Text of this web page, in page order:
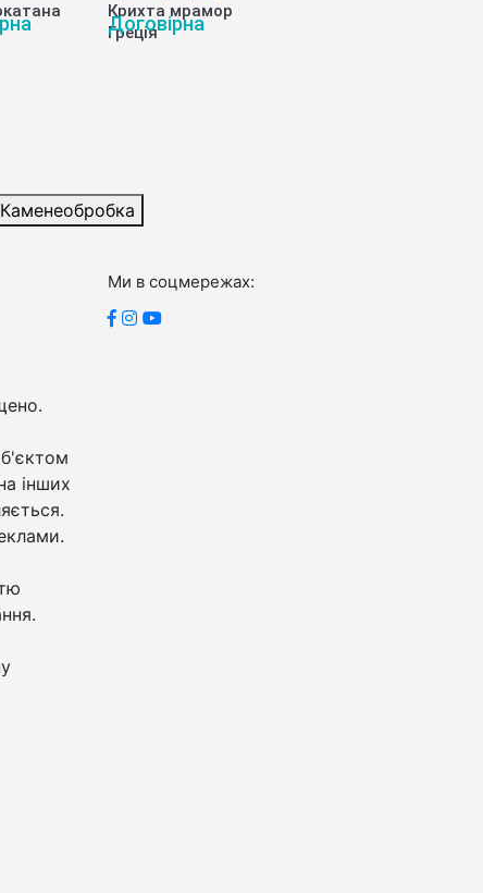
Крихта мрамор
Греція
Договірна
Каменеобробка
інших
Ми в соцмережах: